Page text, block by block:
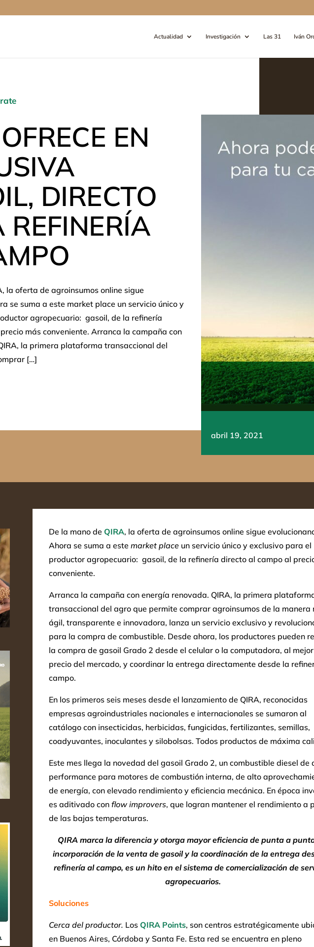
Actualidad Investigación Las 31 Iván
EN
DIRECTO
REFINERÍA
la oferta de agroinsumos online sigue
se suma a este market place un servicio único y
agropecuario: gasoil, de la refinería
más conveniente. Arranca la campaña con
la primera plataforma transaccional del
[…]
abril 19, 2021
De la mano de QIRA, la oferta de agroinsumos online sigue
Ahora se suma a este market place un servicio único y exclusivo para el
productor agropecuario: gasoil, de la refinería directo al campo al
conveniente.
Arranca la campaña con energía renovada. QIRA, la primera
transaccional del agro que permite comprar agroinsumos de la manera
ágil, transparente e innovadora, lanza un servicio exclusivo y
para la compra de combustible. Desde ahora, los productores pueden
la compra de gasoil Grado 2 desde el celular o la computadora, al mejor
precio del mercado, y coordinar la entrega directamente desde la
campo.
En los primeros seis meses desde el lanzamiento de QIRA, reconocidas
empresas agroindustriales nacionales e internacionales se sumaron al
catálogo con insecticidas, herbicidas, fungicidas, fertilizantes, semillas,
coadyuvantes, inoculantes y silobolsas. Todos productos de máxima
Este mes llega la novedad del gasoil Grado 2, un combustible diesel de
performance para motores de combustión interna, de alto
de energía, con elevado rendimiento y eficiencia mecánica. En época
es aditivado con flow improvers, que logran mantener el rendimiento a
de las bajas temperaturas.
QIRA marca la diferencia y otorga mayor eficiencia de punta a
incorporación de la venta de gasoil y la coordinación de la entrega
refinería al campo, es un hito en el sistema de comercialización de
agropecuarios.
Soluciones
Cerca del productor. Los QIRA Points, son centros estratégicamente
en Buenos Aires, Córdoba y Santa Fe. Esta red se encuentra en pleno